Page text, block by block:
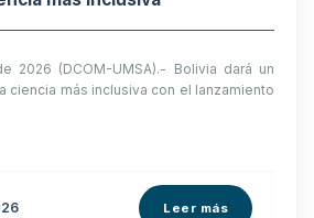
2026 (DCOM-UMSA).- Bolivia dará un
ciencia más inclusiva con el lanzamiento
Leer más